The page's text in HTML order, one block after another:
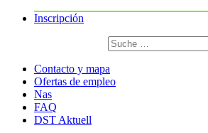
Inscripción
Buscar
por:
Contacto y mapa
Ofertas de empleo
Nas
FAQ
DST Aktuell